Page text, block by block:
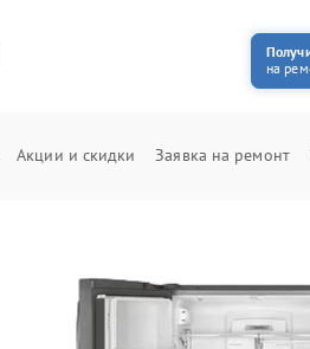
на
Акции и скидки Заявка на ремонт